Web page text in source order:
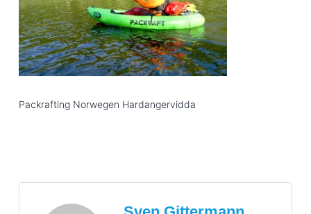
Packrafting Norwegen Hardangervidda